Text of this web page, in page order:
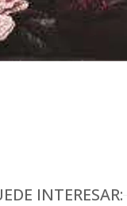
INTERESAR: